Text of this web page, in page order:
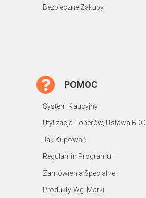
Bezpieczne Zakupy
POMOC
System Kaucyjny
Utylizacja Tonerów, Ustawa BDO
Jak Kupować
Regulamin Programu
Zamówienia Specjalne
Produkty Wg. Marki